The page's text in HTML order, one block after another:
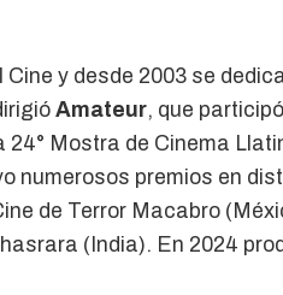
y desde 2003 se
Amateur, que
Mostra de Cinema
numerosos premios en
de Terror Macabro
(India). En 2024